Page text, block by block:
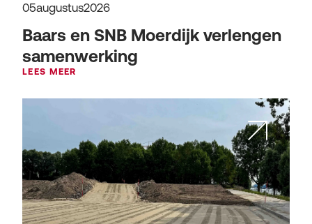
05augustus2026
Baars en SNB Moerdijk verlengen
samenwerking
LEES MEER